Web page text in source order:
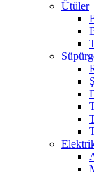
Ütüler